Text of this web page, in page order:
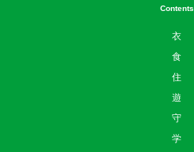
Contents
衣
食
住
遊
守
学